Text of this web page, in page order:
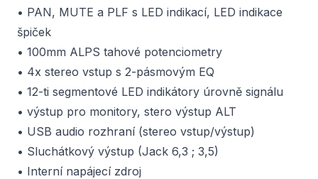
• PAN, MUTE a PLF s LED indikací, LED indikace
špiček
• 100mm ALPS tahové potenciometry
• 4x stereo vstup s 2-pásmovým EQ
• 12-ti segmentové LED indikátory úrovně signálu
• výstup pro monitory, stero výstup ALT
• USB audio rozhraní (stereo vstup/výstup)
• Sluchátkový výstup (Jack 6,3 ; 3,5)
• Interní napájecí zdroj